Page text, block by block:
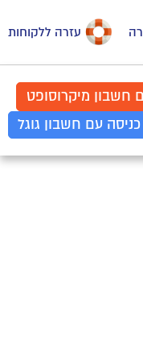
עזרה ללקוחות
חשבון מיקרוסופט
כניסה עם חשבון גוגל